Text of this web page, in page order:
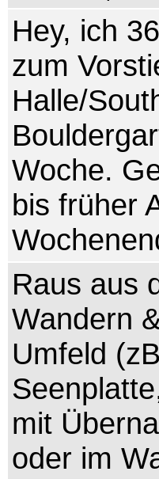
Hey, ich
zum
Halle/
Woche.
bis früher
Raus aus
Wandern
Umfeld
mit
oder im